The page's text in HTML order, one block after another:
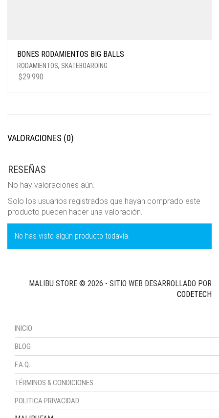
BONES RODAMIENTOS BIG BALLS
RODAMIENTOS, SKATEBOARDING
$29.990
VALORACIONES (0)
RESEÑAS
No hay valoraciones aún.
Solo los usuarios registrados que hayan comprado este
producto pueden hacer una valoración.
No has visto algún producto todavía.
INICIO
BLOG
F.A.Q.
TÉRMINOS & CONDICIONES
POLITICA PRIVACIDAD
MALIBU STORE © 2026 - SITIO WEB DESARROLLADO POR
CODETECH